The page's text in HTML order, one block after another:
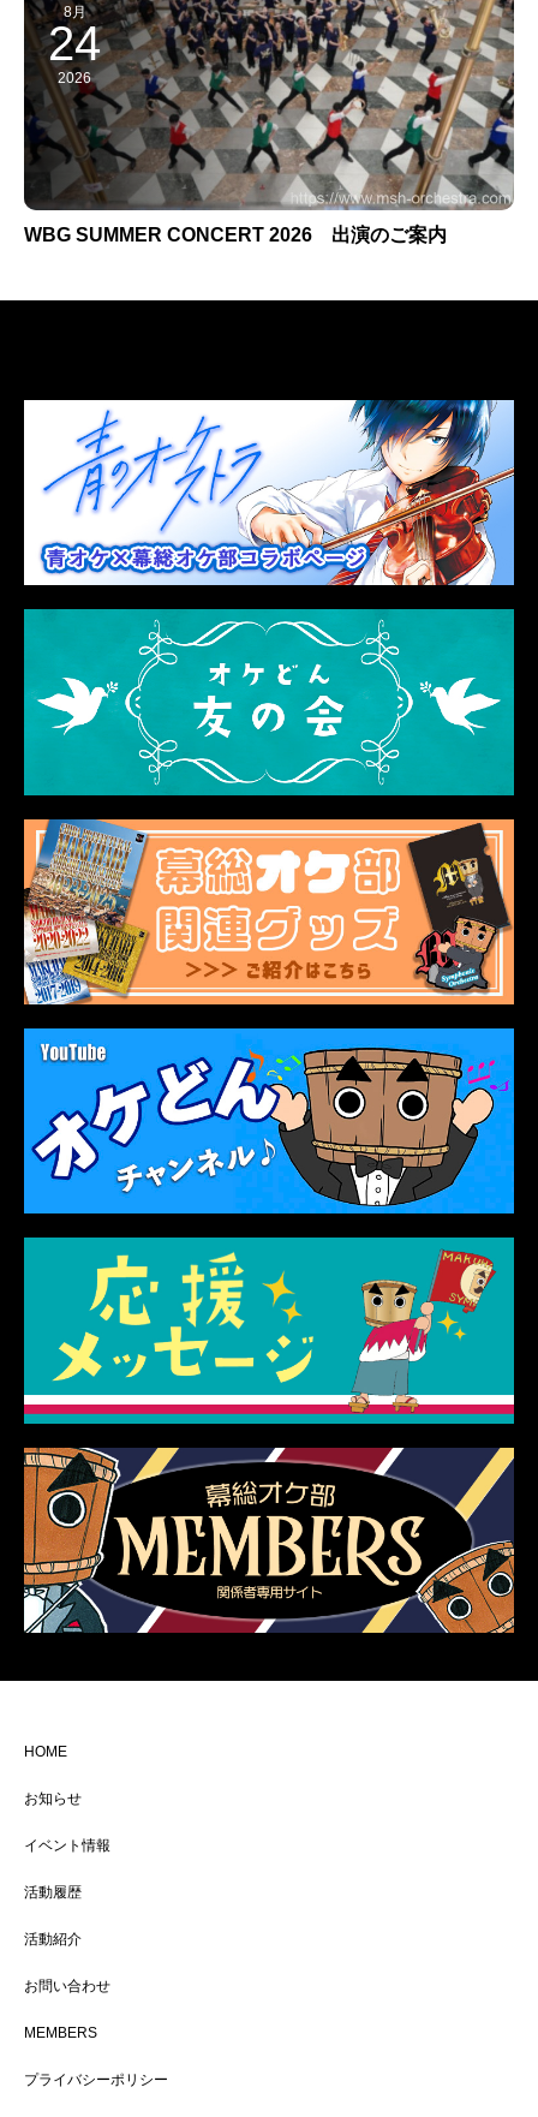
8月
24
2026
WBG SUMMER CONCERT 2026 出演のご案内
HOME
お知らせ
イベント情報
活動履歴
活動紹介
お問い合わせ
MEMBERS
プライバシーポリシー